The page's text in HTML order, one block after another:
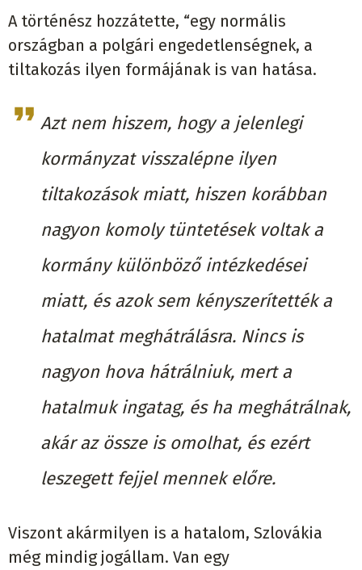
A történész hozzátette, “egy normális
országban a polgári engedetlenségnek, a
tiltakozás ilyen formájának is van hatása.
Azt nem hiszem, hogy a jelenlegi
kormányzat visszalépne ilyen
tiltakozások miatt, hiszen korábban
nagyon komoly tüntetések voltak a
kormány különböző intézkedései
miatt, és azok sem kényszerítették a
hatalmat meghátrálásra. Nincs is
nagyon hova hátrálniuk, mert a
hatalmuk ingatag, és ha meghátrálnak,
akár az össze is omolhat, és ezért
leszegett fejjel mennek előre.
Viszont akármilyen is a hatalom, Szlovákia
még mindig jogállam. Van egy